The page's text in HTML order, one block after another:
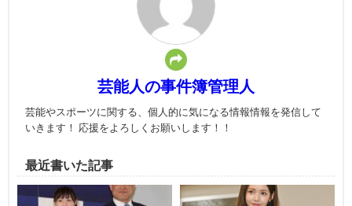
芸能人の事件簿管理人
芸能やスポーツに関する、個人的に気になる情報情報を発信して
いきます！ 応援をよろしくお願いします！！
最近書いた記事